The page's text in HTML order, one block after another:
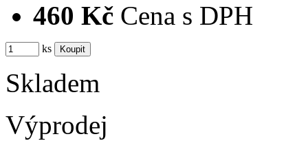
460 Kč Cena s DPH
ks
Skladem
Výprodej